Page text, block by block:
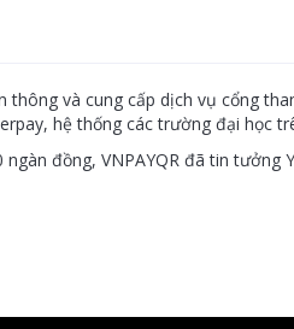
và cung cấp dịch vụ cổng
hệ thống các trường đại học
đồng, VNPAYQR đã tin tưởng